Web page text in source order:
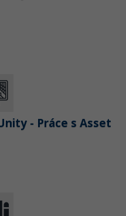
- Práce s Asset